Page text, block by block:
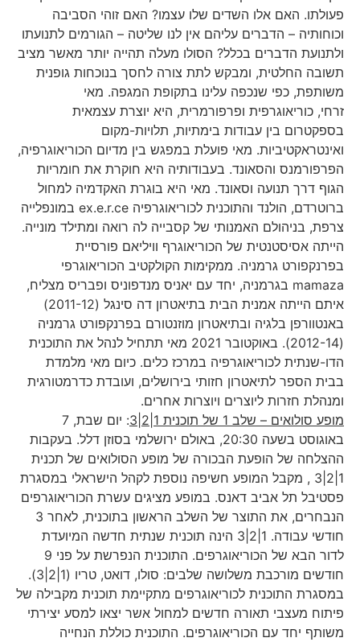
פעולתו. האם אלו השדים שלו עצמו? האם זוהי הסביבה
וכוחותיה – הדברים עליהם אין לנו שליטה – הגורמים לתנועתו
ולתנועת הדברים בכלל? הסולו מעלה תהייה יותר מאשר מציב
תשובה החלטית, ומבקש לתת צורה לחסך בנוכחות גופנית
משותפת, כפי שנכפה עלינו בתקופת המגפה. מאי
זרחי, כוריאוגרפית ופרפורמרית, היא יוצרת עצמאית
בספקטרום בין עבודות בימתיות, תלויות-מקום
ואינטראקטיביות. מאי פועלת במפגש בין מדיום הכוריאוגרפיה,
הפרפורמנס והסאונד. בעבודותיה היא חוקרת את חומריות
הגוף דרך תנועה וסאונד. מאי היא בוגרת האקדמיה למחול
ברוטרדם, הולנד והתוכנית לכוריאוגרפיה ex.e.r.ce במונפלייה
צרפת, בניהולם האמנותי של קסבייה לה רואה ומתילד מונייה.
הייתה אסיסטנטית של הכוריאוגרף וויליאם פורסיית
בפרנקפורט גרמניה. ממקימות הקולקטיב הכוריאוגרפי
mamaza בגרמניה, יחד עם יאניס מנדפוניס ופבריס מצליח,
איתם הייתה אמנית הבית בתיאטרון דה סינגל (2011-12)
באנטוורפן בלגיה ובתיאטרון מוזנטורם בפרנקפורט גרמניה
(2012-14). באוקטובר 2021 מאי תתחיל לנהל את התוכנית
הדו-שנתית לכוריאוגרפיה במרכז כלים. כיום מאי מלמדת
בבית הספר לתיאטרון חזותי בירושלים, ועובדת כדרמטורגית
ומנהלת חזרות ליוצרים ויוצרות אחרים.
מופע סולואים – שלב 1 של תוכנית 1|2|3
: יום שבת, 7
באוגוסט בשעה 20:30, באולם ירושלמי בסוזן דלל. בעקבות
ההצלחה של הופעת הבכורה של מופע הסולואים של תכנית
1|2|3 , מקבל המופע חשיפה נוספת לקהל הישראלי במסגרת
פסטיבל תל אביב דאנס. במופע מציגים עשרת הכוריאוגרפים
הנבחרים, את התוצר של השלב הראשון בתוכנית, לאחר 3
חודשי עבודה. 1|2|3 הינה תוכנית שנתית חדשה המיועדת
לדור הבא של הכוריאוגרפים. התוכנית הנפרשת על פני 9
חודשים מורכבת משלושה שלבים: סולו, דואט, טריו (1|2|3).
במסגרת התוכנית לכוריאוגרפים מתקיימת תוכנית מקבילה של
פיתוח מעצבי תאורה חדשים למחול אשר יצאו למסע יצירתי
משותף יחד עם הכוריאוגרפים. התוכנית כוללת הנחייה